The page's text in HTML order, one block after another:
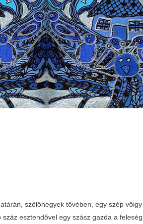
szőlőhegyek tövében, egy szép völgy
esztendővel egy szász gazda a feleség